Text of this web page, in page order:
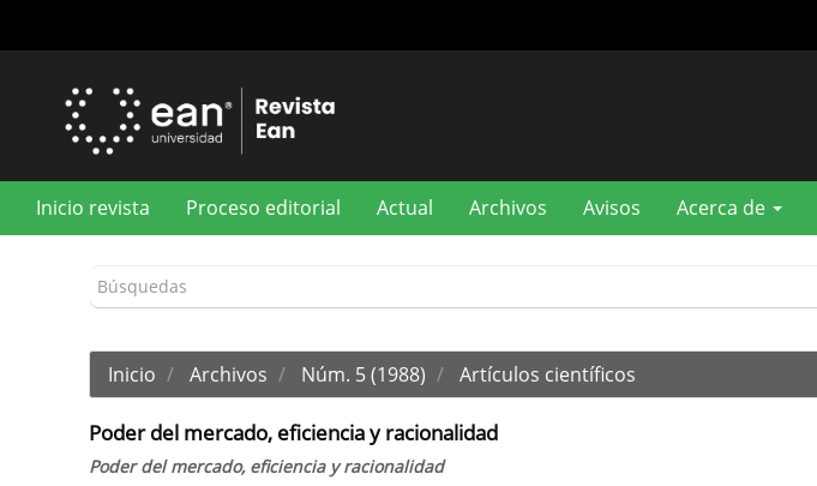
principal
Inicio revista Proceso editorial Actual Archivos Avisos Acerca de
Inicio Archivos Núm. 5 (1988) Artículos científicos
Poder del mercado, eficiencia y racionalidad
Poder del mercado, eficiencia y racionalidad